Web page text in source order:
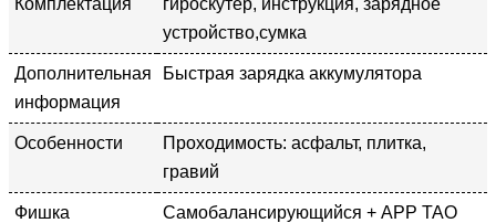
устройство,сумка
Дополнительная
информация
Быстрая зарядка аккумулятора
Особенности
Проходимость: асфальт, плитка,
гравий
Фишка
Самобалансирующийся + APP TAO